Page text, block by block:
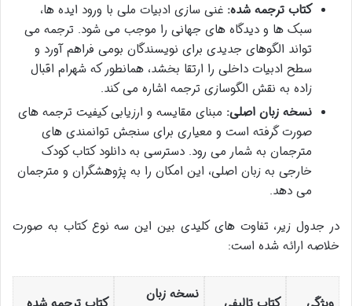
کتاب ترجمه شده: غنی سازی ادبیات ملی با ورود ایده ها،
سبک ها و دیدگاه های جهانی را موجب می شود. ترجمه می
تواند الگوهای جدیدی برای نویسندگان بومی فراهم آورد و
سطح ادبیات داخلی را ارتقا بخشد، همانطور که شهرام اقبال
زاده به نقش الگوسازی ترجمه اشاره می کند.
نسخه زبان اصلی: مبنای مقایسه و ارزیابی کیفیت ترجمه های
صورت گرفته است و معیاری برای سنجش توانمندی های
مترجمان به شمار می رود. دسترسی به دانلود کتاب کودک
خارجی به زبان اصلی، این امکان را به پژوهشگران و مترجمان
می دهد.
در جدول زیر، تفاوت های کلیدی بین این سه نوع کتاب به صورت
خلاصه ارائه شده است:
نسخه زبان